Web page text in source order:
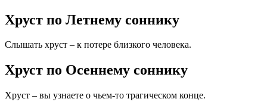
Хруст по Летнему соннику
Слышать хруст – к потере близкого человека.
Хруст по Осеннему соннику
Хруст – вы узнаете о чьем-то трагическом конце.